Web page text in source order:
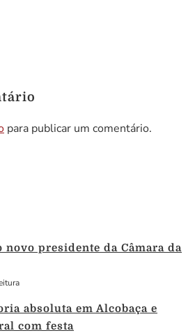
para publicar um comentário.
novo presidente da Câmara da
absoluta em Alcobaça e
com festa